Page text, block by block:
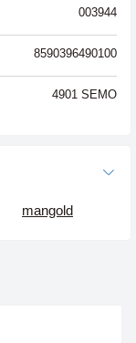
003944
8590396490100
4901 SEMO
mangold